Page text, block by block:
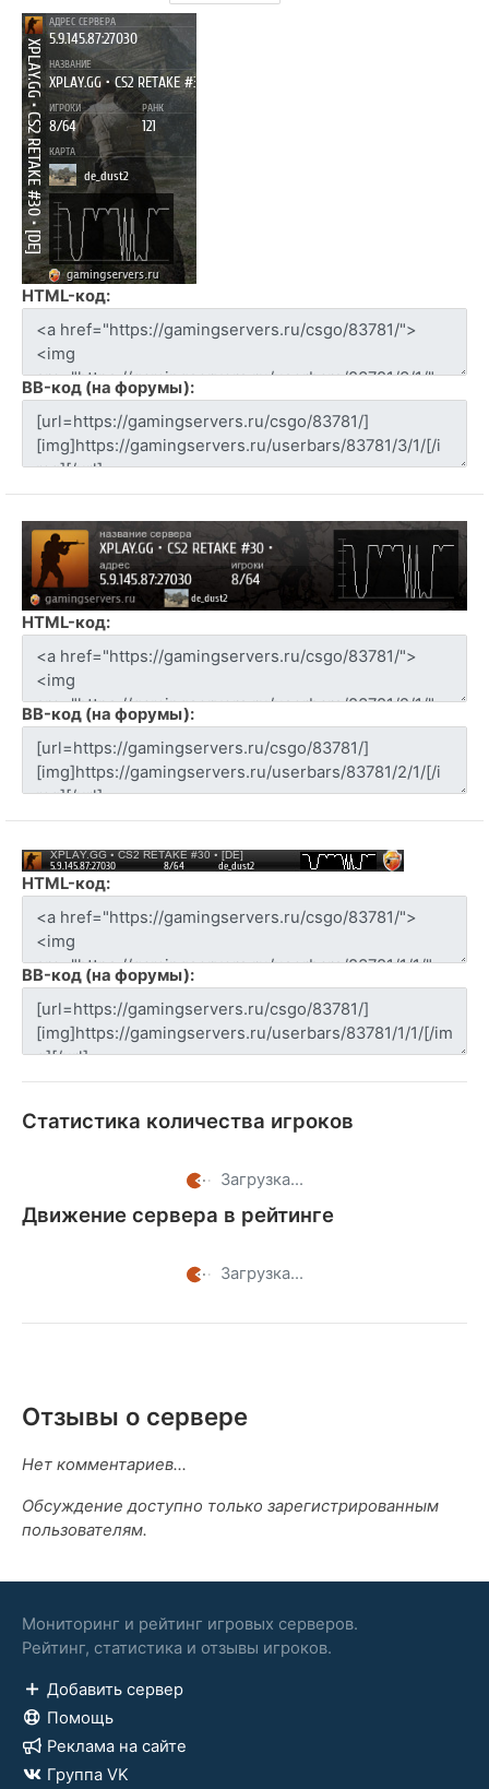
HTML-код:
BB-код (на форумы):
HTML-код:
BB-код (на форумы):
HTML-код:
BB-код (на форумы):
Статистика количества игроков
Загрузка...
Движение сервера в рейтинге
Загрузка...
Отзывы о сервере
Нет комментариев...
Обсуждение доступно только зарегистрированным
пользователям.
Мониторинг и рейтинг игровых серверов.
Рейтинг, статистика и отзывы игроков.
Добавить сервер
Помощь
Реклама на сайте
Группа VK